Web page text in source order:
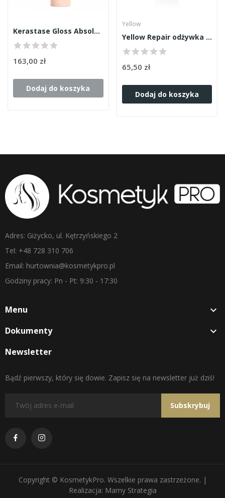
Kerastase Gloss Absolu odżywka 200ml
163,00 zł
Dodaj do koszyka
Yellow
Yellow Repair odżywka 1000ml NEW
65,50 zł
Dodaj do koszyka
Adres: Giżycko, ul. Kętrzyńskiego 2
Tel: +48 728 310 706
Email: hurtownia@kosmetykpro.pl
Godziny pracy: Pn - Pt: 9:30 - 17:30
Menu 
Dokumenty 
Newsletter
Bądź pierwszy, który się dowie. Zapisz się na newsletter już dziś!
Subskrybuj
Copyright © KosmetykPro. Wszelkie prawa zastrzeżone. |
Realizacja: Mamy Strategia